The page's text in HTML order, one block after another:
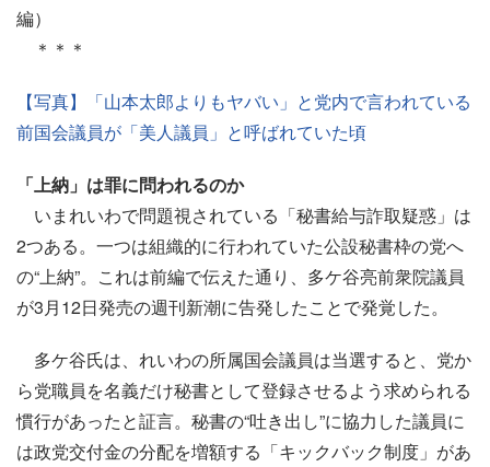
編）
＊＊＊
【写真】「山本太郎よりもヤバい」と党内で言われている
前国会議員が「美人議員」と呼ばれていた頃
「上納」は罪に問われるのか
いまれいわで問題視されている「秘書給与詐取疑惑」は
2つある。一つは組織的に行われていた公設秘書枠の党へ
の“上納”。これは前編で伝えた通り、多ケ谷亮前衆院議員
が3月12日発売の週刊新潮に告発したことで発覚した。
多ケ谷氏は、れいわの所属国会議員は当選すると、党か
ら党職員を名義だけ秘書として登録させるよう求められる
慣行があったと証言。秘書の“吐き出し”に協力した議員に
は政党交付金の分配を増額する「キックバック制度」があ